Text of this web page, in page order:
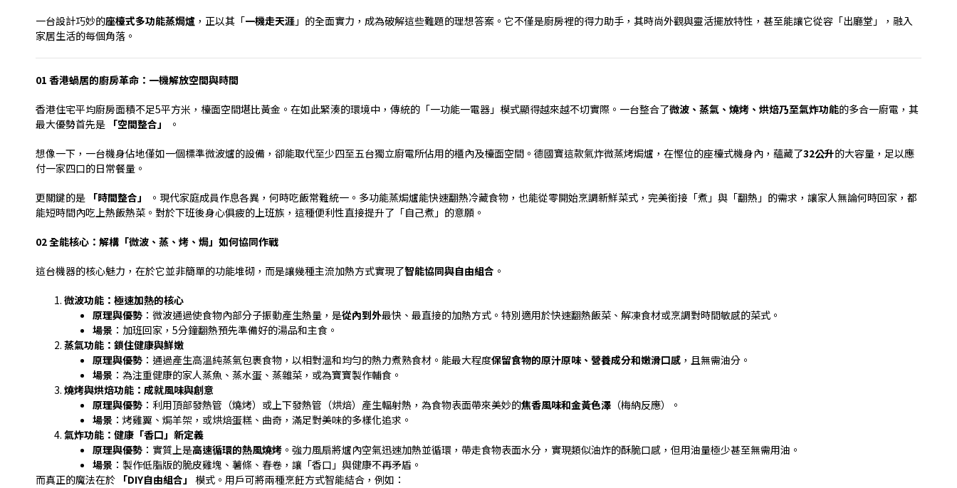
一台設計巧妙的座檯式多功能蒸焗爐 ，正以其「一機走天涯 」的全面實力，成為破解這些難題的理想答案。它不僅是廚房裡的得力助手，其時尚外觀與靈活擺放特性，甚至能讓它從容「出廳堂」，融入
家居生活的每個角落。
01 香港蝸居的廚房革命：一機解放空間與時間
香港住宅平均廚房面積不足5平方米，檯面空間堪比黃金。在如此緊湊的環境中，傳統的「一功能一電器」模式顯得越來越不切實際。一台整合了微波、蒸氣、燒烤、烘焙乃至氣炸功能的多合一廚電，其
最大優勢首先是 「空間整合」 。
想像一下，一台機身佔地僅如一個標準微波爐的設備，卻能取代至少四至五台獨立廚電所佔用的櫃內及檯面空間。德國寶這款氣炸微蒸烤焗爐，在慳位的座檯式機身內，蘊藏了32公升的大容量，足以應
付一家四口的日常餐量。
更關鍵的是 「時間整合」
。現代家庭成員作息各異，何時吃飯常難統一。多功能蒸焗爐能快速翻熱冷藏食物，也能從零開始烹調新鮮菜式，完美銜接「煮」與「翻熱」的需求，讓家人無論何時回家，都
能短時間內吃上熱飯熱菜。對於下班後身心俱疲的上班族，這種便利性直接提升了「自己煮」的意願。
02全能核心：解構「微波、蒸、烤、焗」如何協同作戰
這台機器的核心魅力，在於它並非簡單的功能堆砌，而是讓幾種主流加熱方式實現了智能協同與自由組合 。
微波功能：極速加熱的核心
原理與優勢 ：微波通過使食物內部分子振動產生熱量，是從內到外最快、最直接的加熱方式。特別適用於快速翻熱飯菜、解凍食材或烹調對時間敏感的菜式。
場景 ：加班回家， 5分鐘翻熱預先準備好的湯品和主食。
蒸氣功能：鎖住健康與鮮嫩
原理與優勢 ：通過產生高溫純蒸氣包裹食物，以相對溫和均勻的熱力煮熟食材。能最大程度保留食物的原汁原味、營養成分和嫩滑口感 ，且無需油分。
場景 ：為注重健康的家人蒸魚、蒸水蛋、蒸雜菜，或為寶寶製作輔食。
燒烤與烘焙功能：成就風味與創意
原理與優勢 ：利用頂部發熱管（燒烤）或上下發熱管（烘焙）產生輻射熱，為食物表面帶來美妙的焦香風味和金黃色澤 （梅納反應）。
場景 ：烤雞翼、焗羊架，或烘焙蛋糕、曲奇，滿足對美味的多樣化追求。
氣炸功能：健康「香口」新定義
原理與優勢 ：實質上是高速循環的熱風燒烤 。強力風扇將爐內空氣迅速加熱並循環，帶走食物表面水分，實現類似油炸的酥脆口感，但用油量極少甚至無需用油。
場景 ：製作低脂版的脆皮雞塊、薯條、春卷，讓「香口」與健康不再矛盾。
而真正的魔法在於 「DIY自由組合」 模式。用戶可將兩種烹飪方式智能結合，例如：